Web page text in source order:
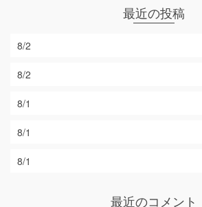
最近の投稿
8/2
8/2
8/1
8/1
8/1
最近のコメント